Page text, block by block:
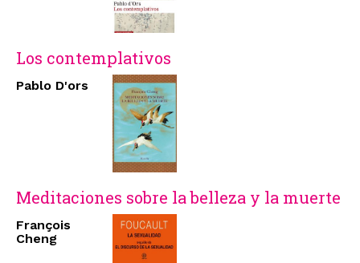
Los contemplativos
Pablo D'ors
Meditaciones sobre la belleza y la muerte
François
Cheng